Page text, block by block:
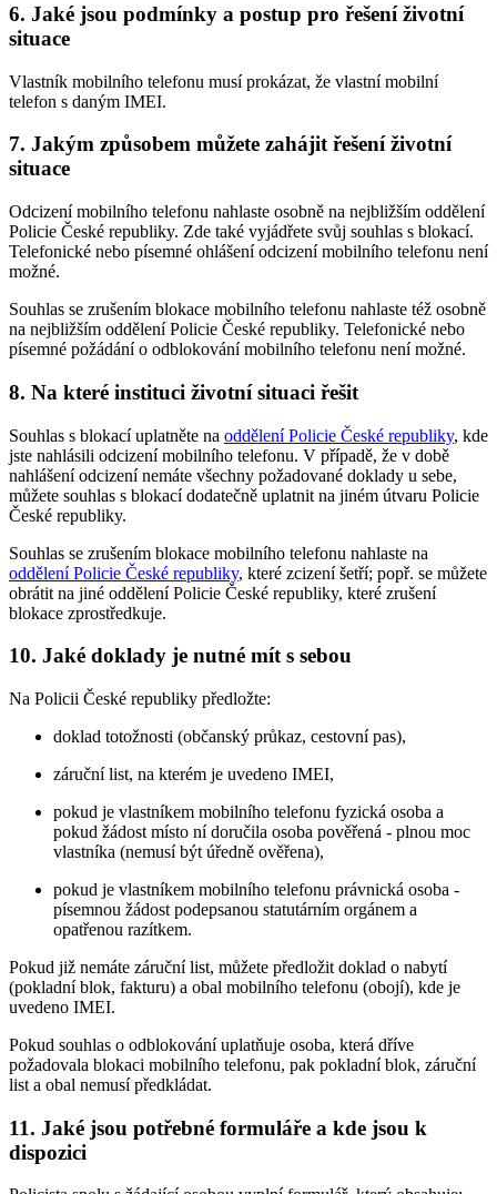
6. Jaké jsou podmínky a postup pro řešení životní
situace
Vlastník mobilního telefonu musí prokázat, že vlastní mobilní
telefon s daným IMEI.
7. Jakým způsobem můžete zahájit řešení životní
situace
Odcizení mobilního telefonu nahlaste osobně na nejbližším oddělení
Policie České republiky. Zde také vyjádřete svůj souhlas s blokací.
Telefonické nebo písemné ohlášení odcizení mobilního telefonu není
možné.
Souhlas se zrušením blokace mobilního telefonu nahlaste též osobně
na nejbližším oddělení Policie České republiky. Telefonické nebo
písemné požádání o odblokování mobilního telefonu není možné.
8. Na které instituci životní situaci řešit
Souhlas s blokací uplatněte na oddělení Policie České republiky, kde
jste nahlásili odcizení mobilního telefonu. V případě, že v době
nahlášení odcizení nemáte všechny požadované doklady u sebe,
můžete souhlas s blokací dodatečně uplatnit na jiném útvaru Policie
České republiky.
Souhlas se zrušením blokace mobilního telefonu nahlaste na
oddělení Policie České republiky, které zcizení šetří; popř. se můžete
obrátit na jiné oddělení Policie České republiky, které zrušení
blokace zprostředkuje.
10. Jaké doklady je nutné mít s sebou
Na Policii České republiky předložte:
doklad totožnosti (občanský průkaz, cestovní pas),
záruční list, na kterém je uvedeno IMEI,
pokud je vlastníkem mobilního telefonu fyzická osoba a
pokud žádost místo ní doručila osoba pověřená - plnou moc
vlastníka (nemusí být úředně ověřena),
pokud je vlastníkem mobilního telefonu právnická osoba -
písemnou žádost podepsanou statutárním orgánem a
opatřenou razítkem.
Pokud již nemáte záruční list, můžete předložit doklad o nabytí
(pokladní blok, fakturu) a obal mobilního telefonu (obojí), kde je
uvedeno IMEI.
Pokud souhlas o odblokování uplatňuje osoba, která dříve
požadovala blokaci mobilního telefonu, pak pokladní blok, záruční
list a obal nemusí předkládat.
11. Jaké jsou potřebné formuláře a kde jsou k
dispozici